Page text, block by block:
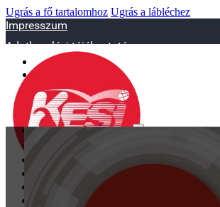
Ugrás a fő tartalomhoz Ugrás a lábléchez
Impresszum
Adatkezelési tájékoztató
sportiskola@juniorsportkft.hu
SZAKOSZTÁLYOK